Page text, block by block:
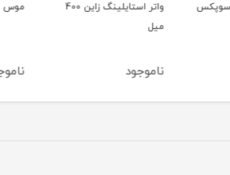
واتر استایلینگ زاین 400
موس مو تاپیک
ناموجود